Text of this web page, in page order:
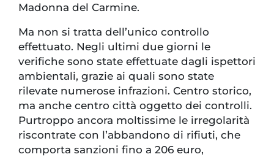
Madonna del Carmine.
Ma non si tratta dell’unico controllo
effettuato. Negli ultimi due giorni le
verifiche sono state effettuate dagli ispettori
ambientali, grazie ai quali sono state
rilevate numerose infrazioni. Centro storico,
ma anche centro città oggetto dei controlli.
Purtroppo ancora moltissime le irregolarità
riscontrate con l’abbandono di rifiuti, che
comporta sanzioni fino a 206 euro,